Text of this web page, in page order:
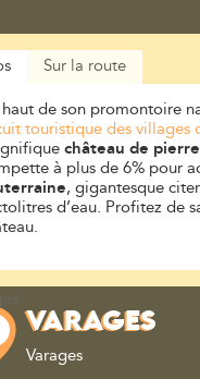
Sur la route
de son promontoire
touristique des villages
château de
à plus de 6% pour
, gigantesque
d’eau. Profitez de
VARAGES
Varages